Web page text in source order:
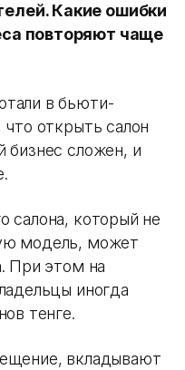
Какие ошибки
повторяют чаще
в бьюти-
открыть салон
бизнес сложен, и
салона, который не
модель, может
При этом на
иногда
тенге.
вкладывают